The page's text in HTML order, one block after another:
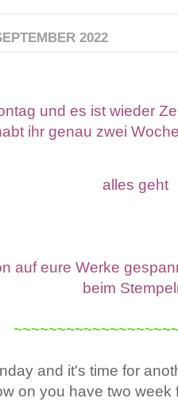
2022
und es ist wieder
ihr genau zwei
alles geht
auf eure Werke
beim
and it's time for
on you have two week